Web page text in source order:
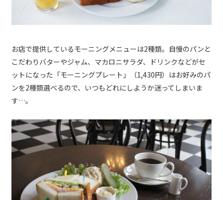
お店で提供しているモーニングメニューは2種類。自慢のパンと
こだわりバターやジャム、マカロニサラダ、ドリンクなどがセ
ットになった「モーニングプレート」（1,430円）はお好みのパ
ンを2種類選べるので、いつもどれにしようか迷ってしまいま
す…。